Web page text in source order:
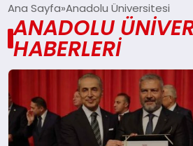
SPOR
DÜNYA
SAĞLIK
TEKNOLOJI
Ana Sayfa Anadolu Üniversitesi
ANADOLU
HABERLERI